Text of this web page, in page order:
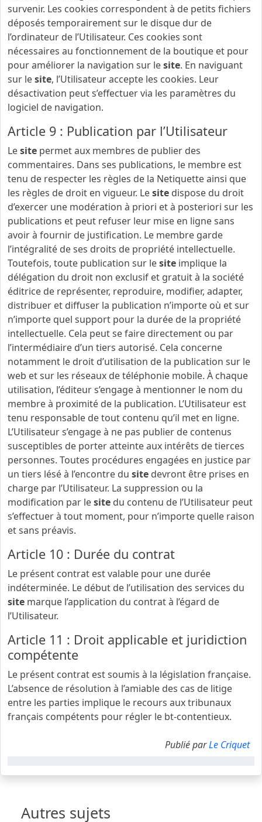
survenir. Les cookies correspondent à de petits fichiers
déposés temporairement sur le disque dur de
l’ordinateur de l’Utilisateur. Ces cookies sont
nécessaires au fonctionnement de la boutique et pour
pour améliorer la navigation sur lesite. En naviguant
sur lesite, l’Utilisateur accepte les cookies. Leur
désactivation peut s’effectuer via les paramètres du
logiciel de navigation.
Article 9 : Publication par l’Utilisateur
Lesite permet aux membres de publier des
commentaires. Dans ses publications, le membre est
tenu de respecter les règles de la Netiquette ainsi que
les règles de droit en vigueur. Lesite dispose du droit
d’exercer une modération à priori et à posteriori sur les
publications et peut refuser leur mise en ligne sans
avoir à fournir de justification. Le membre garde
l’intégralité de ses droits de propriété intellectuelle.
Toutefois, toute publication sur lesite implique la
délégation du droit non exclusif et gratuit à la société
éditrice de représenter, reproduire, modifier, adapter,
distribuer et diffuser la publication n’importe où et sur
n’importe quel support pour la durée de la propriété
intellectuelle. Cela peut se faire directement ou par
l’intermédiaire d’un tiers autorisé. Cela concerne
notamment le droit d’utilisation de la publication sur le
web et sur les réseaux de téléphonie mobile. À chaque
utilisation, l’éditeur s’engage à mentionner le nom du
membre à proximité de la publication. L’Utilisateur est
tenu responsable de tout contenu qu’il met en ligne.
L’Utilisateur s’engage à ne pas publier de contenus
susceptibles de porter atteinte aux intérêts de tierces
personnes. Toutes procédures engagées en justice par
un tiers lésé à l’encontre du site devront être prises en
charge par l’Utilisateur. La suppression ou la
modification par lesite du contenu de l’Utilisateur peut
s’effectuer à tout moment, pour n’importe quelle raison
et sans préavis.
Article 10 : Durée du contrat
Le présent contrat est valable pour une durée
indéterminée. Le début de l’utilisation des services du
site marque l’application du contrat à l’égard de
l’Utilisateur.
Article 11 : Droit applicable et juridiction
compétente
Le présent contrat est soumis à la législation française.
L’absence de résolution à l’amiable des cas de litige
entre les parties implique le recours aux tribunaux
français compétents pour régler le bt-contentieux.
Publié parLe Criquet
Autres sujets